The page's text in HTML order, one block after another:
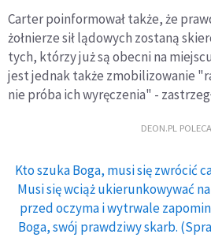
Carter poinformował także, że
żołnierze sił lądowych zostaną
tych, którzy już są obecni na
jest jednak także zmobilizowanie
nie próba ich wyręczenia" -
DEON.PL POLECA
Kto szuka Boga, musi się zwrócić
Musi się wciąż ukierunkowywać
przed oczyma i wytrwale
Boga, swój prawdziwy skarb.